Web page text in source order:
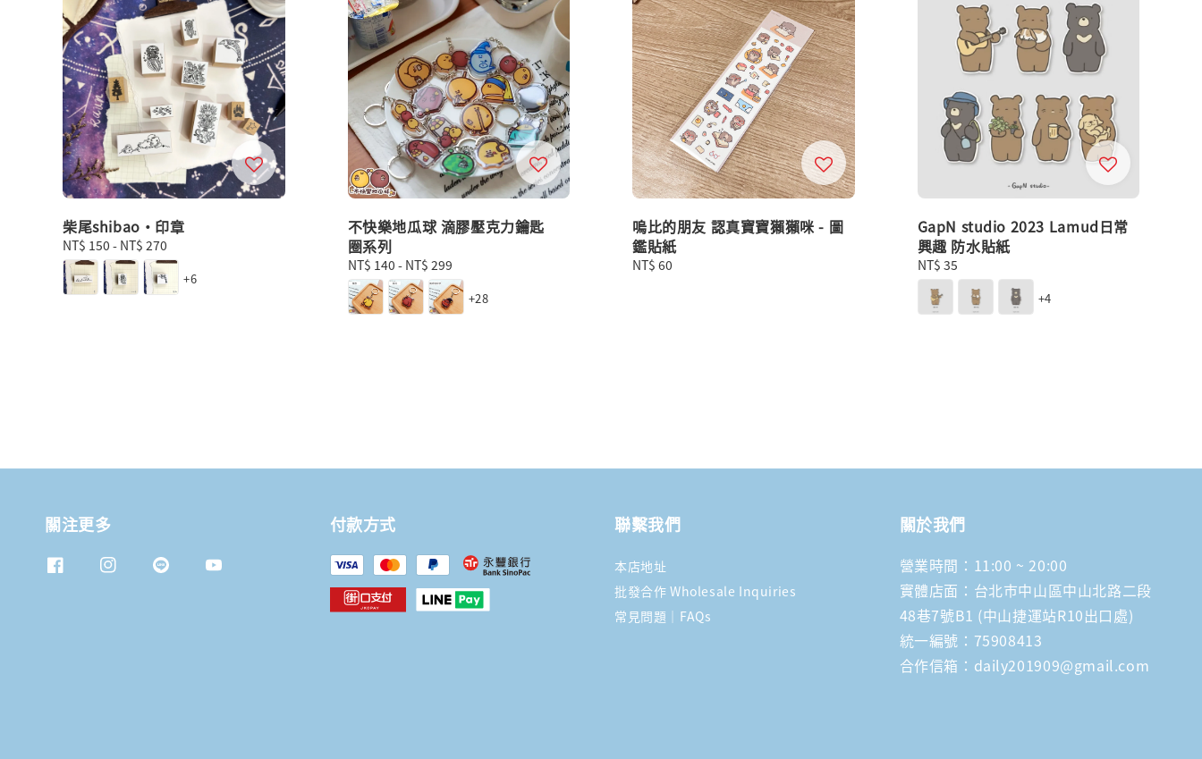
柴尾shibao・印章
Regular
price
NT$ 150 - NT$ 270
+6
不快樂地瓜球 滴膠壓克力鑰匙
圈系列
Regular
price
NT$ 140 - NT$ 299
+28
嗚比的朋友 認真寶寶獺獺咪 - 圖
鑑貼紙
Regular
NT$ 60
GapN studio 2023 Lamud日常
興趣 防水貼紙
Regular
price
NT$ 35
+4
關注更多 付款方式 聯繫我們
本店地址
批發合作 Wholesale Inquiries
常見問題｜FAQs
關於我們
營業時間：11:00 ~ 20:00
實體店面：台北市中山區中山北路二段
48巷7號B1 (中山捷運站R10出口處)
統一編號：75908413
合作信箱：daily201909@gmail.com